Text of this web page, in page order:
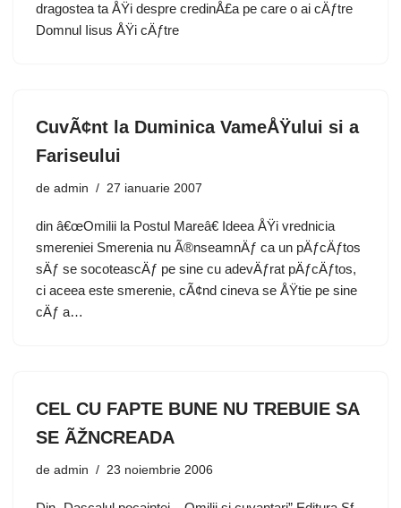
dragostea ta ÅŸi despre credinÅ£a pe care o ai cÄƒtre
Domnul Iisus ÅŸi cÄƒtre
CuvÃ¢nt la Duminica VameÅŸului si a
Fariseului
de admin 27 ianuarie 2007
din â€œOmilii la Postul Mareâ€ Ideea ÅŸi vrednicia
smereniei Smerenia nu Ã®nseamnÄƒ ca un pÄƒcÄƒtos
sÄƒ se socoteascÄƒ pe sine cu adevÄƒrat pÄƒcÄƒtos,
ci aceea este smerenie, cÃ¢nd cineva se ÅŸtie pe sine
cÄƒ a…
CEL CU FAPTE BUNE NU TREBUIE SA
SE ÃŽNCREADA
de admin 23 noiembrie 2006